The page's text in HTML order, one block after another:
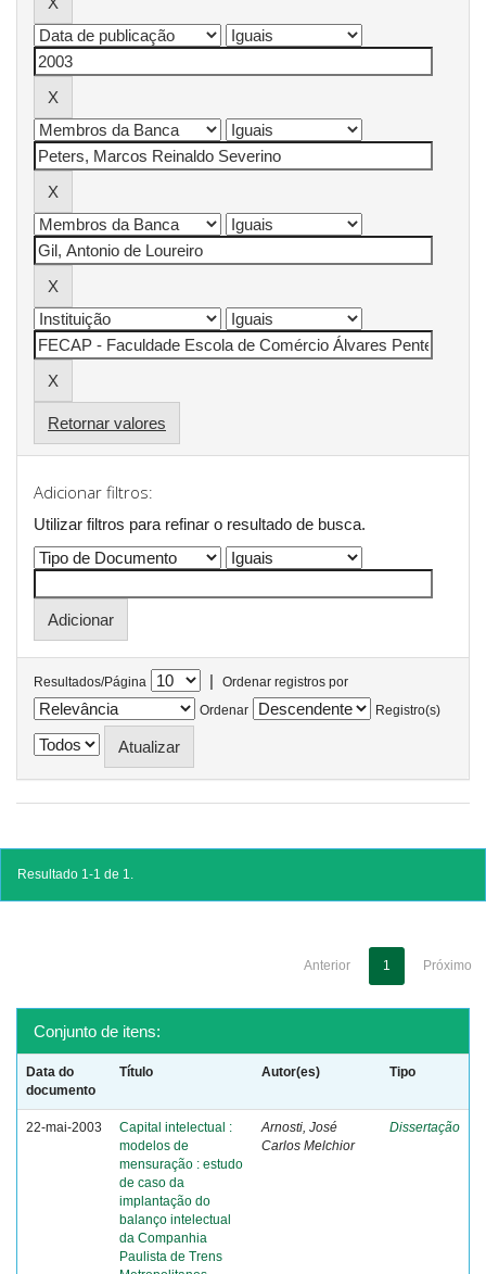
Retornar valores
Adicionar filtros:
Utilizar filtros para refinar o resultado de busca.
Resultados/Página |
Ordenar registros por
Ordenar
Registro(s)
Resultado 1-1 de 1.
Anterior 1 Próximo
Conjunto de itens:
Data do
documento
Título Autor(es) Tipo
22-mai-2003
Capital intelectual :
modelos de
mensuração : estudo
de caso da
implantação do
balanço intelectual
da Companhia
Paulista de Trens
Arnosti, José
Carlos Melchior
Dissertação